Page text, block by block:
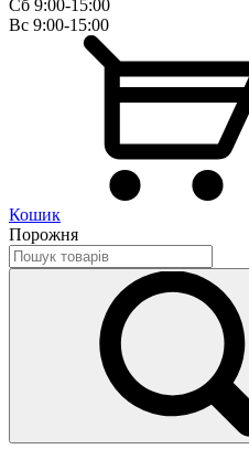
Сб 9:00-15:00
Вс 9:00-15:00
Кошик
Порожня